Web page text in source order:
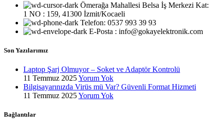
Ömerağa Mahallesi Belsa İş Merkezi Kat:
1 NO : 159, 41300 İzmit/Kocaeli
Telefon: 0537 993 39 93
E-Posta : info@gokayelektronik.com
Son Yazılarımız
Laptop Şarj Olmuyor – Soket ve Adaptör Kontrolü
11 Temmuz 2025Yorum Yok
Bilgisayarınızda Virüs mü Var? Güvenli Format Hizmeti
11 Temmuz 2025Yorum Yok
Bağlantılar